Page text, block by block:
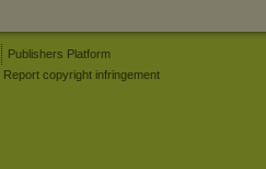
Publishers Platform
Report copyright infringement